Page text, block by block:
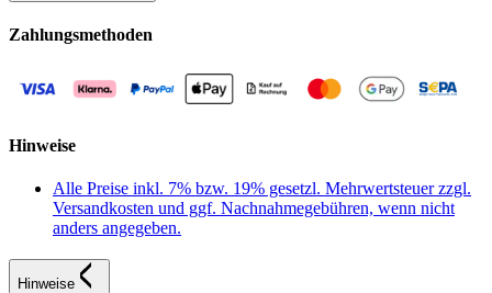
Zahlungsmethoden
Hinweise
Alle Preise inkl. 7% bzw. 19% gesetzl. Mehrwertsteuer zzgl.
Versandkosten und ggf. Nachnahmegebühren, wenn nicht
anders angegeben.
Hinweise